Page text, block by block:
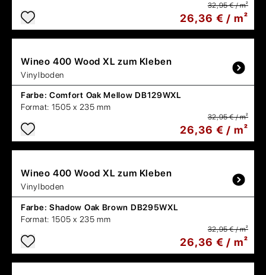
32,95 € / m²
26,36 € / m²
Wineo 400 Wood XL zum Kleben
Vinylboden
Farbe: Comfort Oak Mellow DB129WXL
Format: 1505 x 235 mm
32,95 € / m²
26,36 € / m²
Wineo 400 Wood XL zum Kleben
Vinylboden
Farbe: Shadow Oak Brown DB295WXL
Format: 1505 x 235 mm
32,95 € / m²
26,36 € / m²